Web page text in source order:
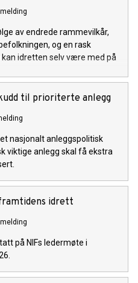
av endrede rammevilkår,
og en rask
idretten selv være med på
til prioriterte anlegg
nasjonalt anleggspolitisk
viktige anlegg skal få ekstra
idrett
på NIFs ledermøte i